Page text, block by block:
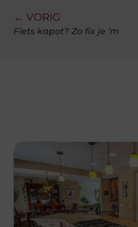
← VORIG
Fiets kapot? Zo fix je ‘m